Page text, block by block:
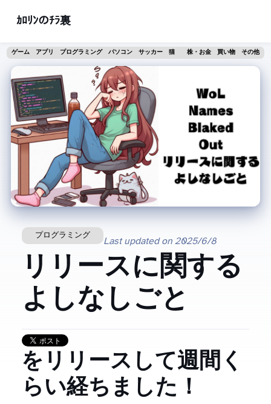
ｶﾛﾘﾝのﾁﾗ裏
ゲーム アプリ プログラミング パソコン サッカー 猫 株・お金 買い物 その他
プログラミング
Last updated on 2025/6/8
WoLNamesBlakedOutリリースに関する
よしなしごと
WoLNamesBlakedOutをリリースして1週間く
らい経ちました！